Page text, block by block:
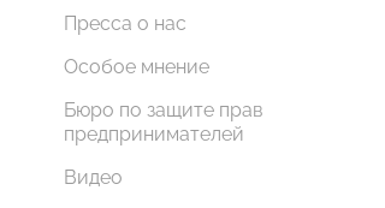
Пресса о нас
Особое мнение
Бюро по защите прав
предпринимателей
Видео